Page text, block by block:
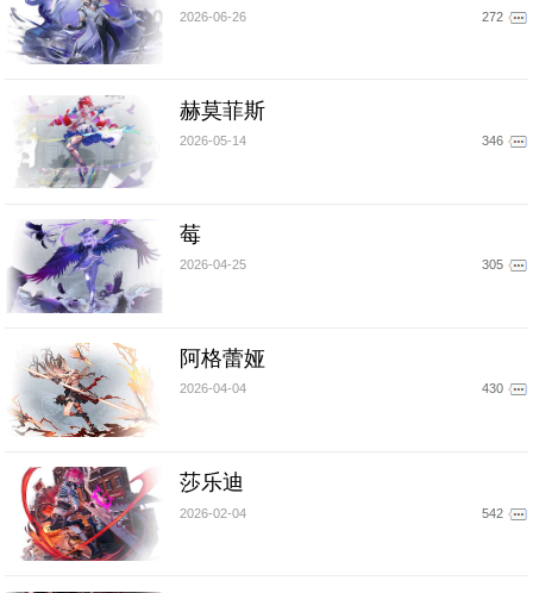
2026-06-26 272
赫莫菲斯
2026-05-14 346
莓
2026-04-25 305
阿格蕾娅
2026-04-04 430
莎乐迪
2026-02-04 542